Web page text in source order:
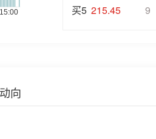
买5 215.45 9
向